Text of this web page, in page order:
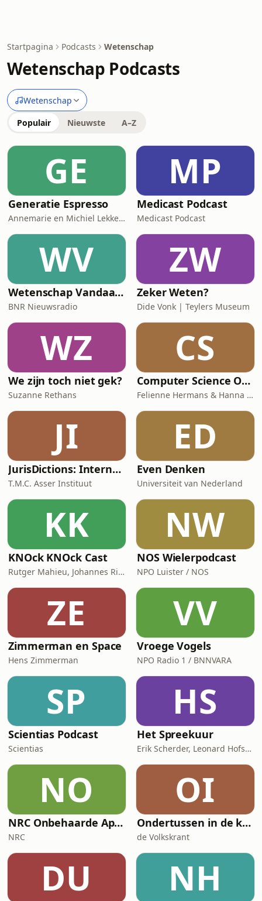
Startpagina Podcasts Wetenschap
Wetenschap Podcasts
Wetenschap
Populair Nieuwste A–Z
GE
Generatie Espresso
Annemarie en Michiel Lekkerkerker
MP
Medicast Podcast
Medicast Podcast
WV
Wetenschap Vandaag | BNR
BNR Nieuwsradio
ZW
Zeker Weten?
Dide Vonk | Teylers Museum
WZ
We zijn toch niet gek?
Suzanne Rethans
CS
Computer Science Off Course
Felienne Hermans & Hanna Schraffenberger
JI
JurisDictions: International law podcast
T.M.C. Asser Instituut
ED
Even Denken
Universiteit van Nederland
KK
KNOck KNOck Cast
Rutger Mahieu, Johannes Rijken, Thijs Janssen en Andries Groen
NW
NOS Wielerpodcast
NPO Luister / NOS
ZE
Zimmerman en Space
Hens Zimmerman
VV
Vroege Vogels
NPO Radio 1 / BNNVARA
SP
Scientias Podcast
Scientias
HS
Het Spreekuur
Erik Scherder, Leonard Hofstra, Brechje van Bladel / Corti Media & Quest
NO
NRC Onbehaarde Apen
NRC
OI
Ondertussen in de kosmos
de Volkskrant
DU NH